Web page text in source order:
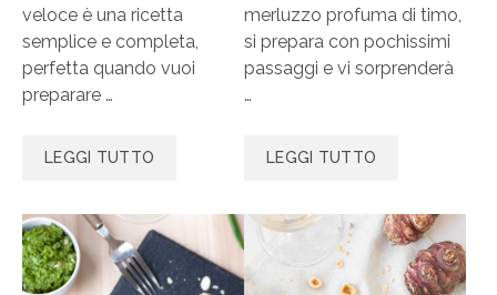
veloce è una ricetta
semplice e completa,
perfetta quando vuoi
preparare …
LEGGI TUTTO
merluzzo profuma di timo,
si prepara con pochissimi
passaggi e vi sorprenderà
…
LEGGI TUTTO